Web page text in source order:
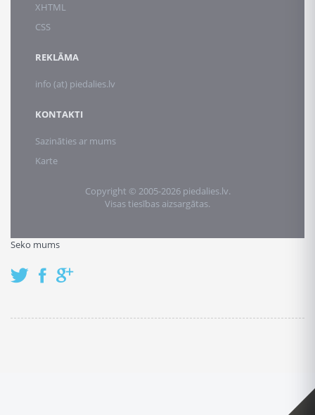
XHTML
CSS
REKLĀMA
info (at) piedalies.lv
KONTAKTI
Sazināties ar mums
Karte
Copyright © 2005-2026 piedalies.lv.
Visas tiesības aizsargātas.
Seko mums